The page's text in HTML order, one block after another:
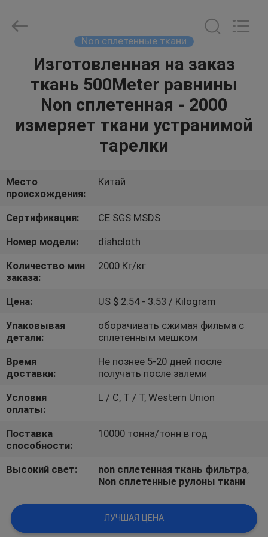
ДОМ
ПРОДУКТЫ
НАСЧЕТ
ПУТЕШЕСТВИЕ
ФАБРИКИ
ПРОВЕРКА
КАЧЕСТВА
СВЯЖИТЕСЬ
МЫ
СПРОСИТЕ
ЦИТАТУ
НОВОСТИ
Copyright
spunlacenonwovenfabric.com.
Non сплетенные ткани
Изготовленная на заказ
ткань 500Meter равнины
Non сплетенная - 2000
измеряет ткани устранимой
тарелки
Место
происхождения:
Китай
Сертификация:
CE SGS MSDS
Номер модели:
dishcloth
Количество мин
заказа:
2000 Кг/кг
Цена:
US $ 2.54 - 3.53 / Kilogram
Упаковывая
детали:
оборачивать сжимая фильма с
сплетенным мешком
Время
доставки:
Не познее 5-20 дней после
получать после залеми
Условия
оплаты:
L / C, T / T, Western Union
Поставка
способности:
10000 тонна/тонн в год
Высокий свет: non сплетенная ткань фильтра,
Non сплетенные рулоны ткани
ЛУЧШАЯ ЦЕНА